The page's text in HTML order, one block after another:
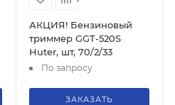
АКЦИЯ! Бензиновый
триммер GGT-520S
Huter, шт, 70/2/33
По запросу
ЗАКАЗАТЬ